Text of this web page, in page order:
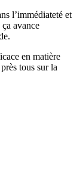
l’immédiateté et
avance
en matière
tous sur la